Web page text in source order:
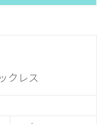
クレス